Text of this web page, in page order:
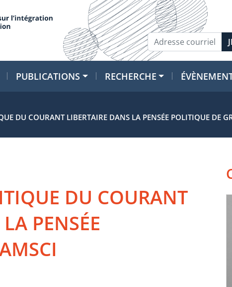
PUBLICATIONS RECHERCHE
DU COURANT LIBERTAIRE DANS LA PENSÉE POLITIQUE DE
DU COURANT
PENSÉE